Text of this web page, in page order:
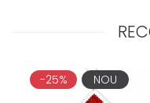
-25% NOU